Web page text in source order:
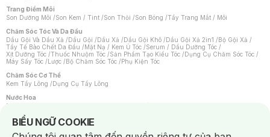
Trang Điểm Môi
Son Dưỡng Môi /Son Kem / Tint /Son Thỏi /Son Bóng /Tẩy Trang Mắt / Môi
Chăm Sóc Tóc Và Da Đầu
Dầu Gội Và Dầu Xả /Dầu Gội /Dầu Xả /Dầu Gội Khô /Dầu Gội Xả 2in1 /Bộ Gội Xả /
Tẩy Tế Bào Chết Da Đầu /Mặt Nạ / Kem Ủ Tóc /Serum / Dầu Dưỡng Tóc /
Xịt Dưỡng Tóc /Thuốc Nhuộm Tóc /Sản Phẩm Tạo Kiểu Tóc /Dụng Cụ Chăm Sóc Tóc /
Máy Sấy Tóc /Lược /Bộ Chăm Sóc Tóc /Phụ Kiện Tóc
Chăm Sóc Cơ Thể
Kem Tẩy Lông /Dụng Cụ Tẩy Lông
Nước Hoa
Nước Hoa Nữ
Chăm Sóc Cá Nhân
Chống Muỗi /Khẩu Trang /Máy Massage/Mặt Nạ Xông Hơi /Nước Rửa Tay/
BIỂU NGỮ COOKIE
Notice about cookies usage